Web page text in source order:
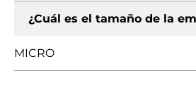
¿Cuál es el tamaño de la
MICRO